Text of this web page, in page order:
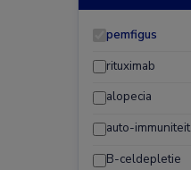
pemfigus
rituximab
alopecia
auto-immuniteit
B-celdepletie